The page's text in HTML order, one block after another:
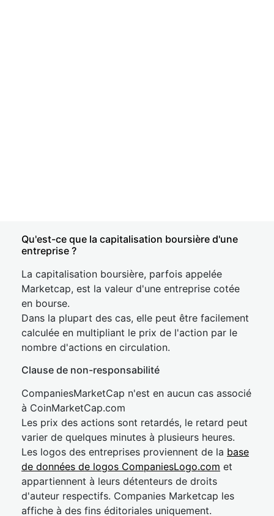
Qu'est-ce que la capitalisation boursière d'une
entreprise ?
La capitalisation boursière, parfois appelée
Marketcap, est la valeur d'une entreprise cotée
en bourse.
Dans la plupart des cas, elle peut être facilement
calculée en multipliant le prix de l'action par le
nombre d'actions en circulation.
Clause de non-responsabilité
CompaniesMarketCap n'est en aucun cas associé
à CoinMarketCap.com
Les prix des actions sont retardés, le retard peut
varier de quelques minutes à plusieurs heures.
Les logos des entreprises proviennent de la base
de données de logos CompaniesLogo.com et
appartiennent à leurs détenteurs de droits
d'auteur respectifs. Companies Marketcap les
affiche à des fins éditoriales uniquement.